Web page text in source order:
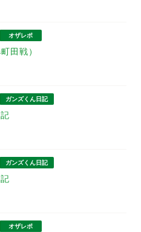
オザレポ
田戦）
ガンズくん日記
ガンズくん日記
オザレポ